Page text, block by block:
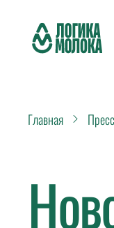
Главная